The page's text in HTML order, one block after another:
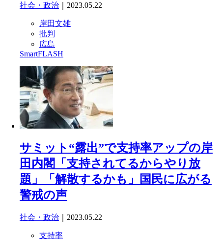
社会・政治 ｜2023.05.22
岸田文雄
批判
広島
SmartFLASH
サミット“露出”で支持率アップの岸
田内閣「支持されてるからやり放
題」「解散するかも」国民に広がる
警戒の声
社会・政治 ｜2023.05.22
支持率